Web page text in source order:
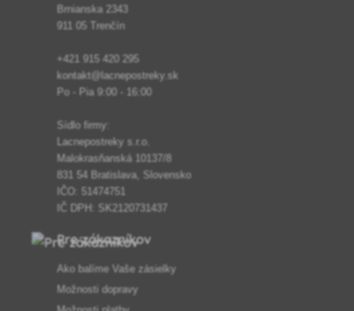
Brnianska 2343
911 05 Trenčín
+421 915 420 295
kontakt@lacnepostreky.sk
Po - Pia 9:00 - 16:00
Sídlo firmy:
Lacnepostreky s.r.o.
Malokrasňanská 10137/8
831 54 Bratislava, Slovensko
IČO: 51474751
IČ DPH: SK2120731437
Pre zákazníkov
Ako balíme Vaše zásielky
Možnosti dopravy